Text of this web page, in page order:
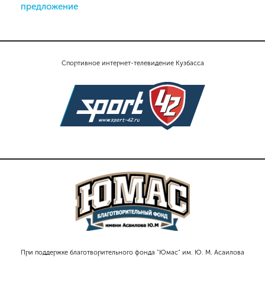
Спортивное интернет-телевидение Кузбасса
При поддержке благотворительного фонда "Юмас" им. Ю. М. Асаилова
предложение